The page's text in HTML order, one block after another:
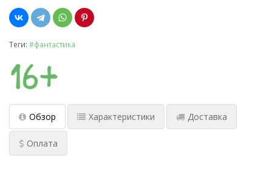
Теги: #фантастика
Обзор Характеристики Доставка
Оплата